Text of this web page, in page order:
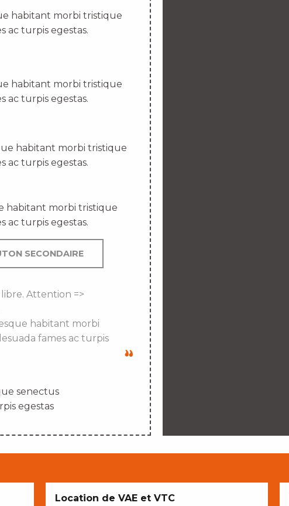
habitant morbi tristique
ac turpis egestas.
habitant morbi tristique
ac turpis egestas.
habitant morbi tristique
ac turpis egestas.
habitant morbi tristique
ac turpis egestas.
SECONDAIRE
Attention =>
habitant morbi
fames ac turpis
senectus
egestas
Location de VAE et VTC